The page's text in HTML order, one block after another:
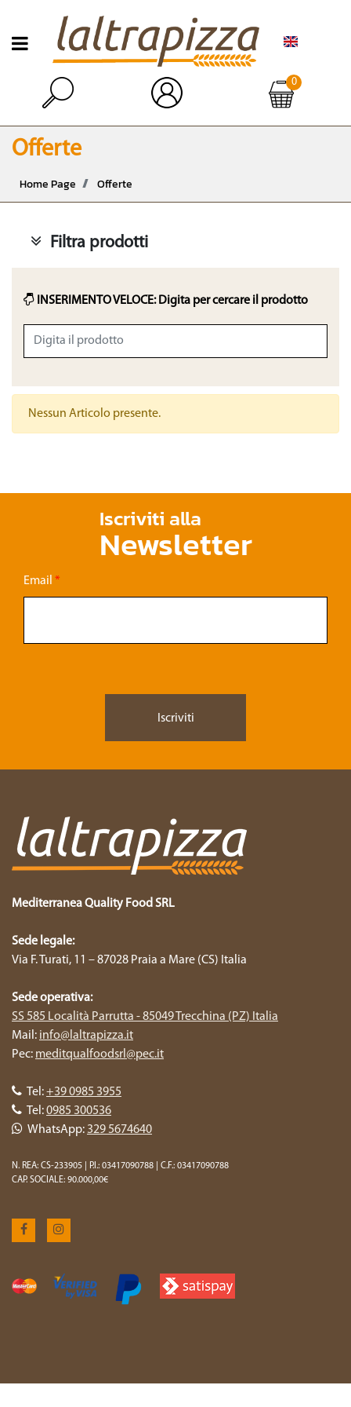
Open menu
Open
0
Offerte
Home Page Offerte
INSERIMENTO VELOCE: Digita per cercare il prodotto
Nessun Articolo presente.
Filtra prodotti
Iscriviti alla
Newsletter
Email *
Mediterranea Quality Food SRL
Sede legale:
Via F. Turati, 11 – 87028 Praia a Mare (CS) Italia
Sede operativa:
SS 585 Località Parrutta - 85049 Trecchina (PZ) Italia
Mail: info@laltrapizza.it
Pec: meditqualfoodsrl@pec.it
Tel:+39 0985 3955
Tel:0985 300536
WhatsApp: 329 5674640
N. REA: CS-233905 | P.I.: 03417090788 | C.F.: 03417090788
CAP. SOCIALE: 90.000,00€